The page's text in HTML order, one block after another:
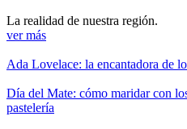
La realidad de nuestra región.
ver más
Ada Lovelace: la encantadora de
Día del Mate: cómo maridar con
pastelería